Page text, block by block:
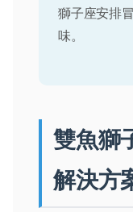
獅子座安排
味。
雙魚獅
解決方